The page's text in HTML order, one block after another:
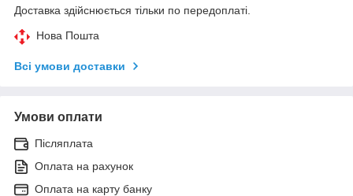
Доставка здійснюється тільки по передоплаті.
Нова Пошта
Всі умови доставки
Умови оплати
Післяплата
Оплата на рахунок
Оплата на карту банку